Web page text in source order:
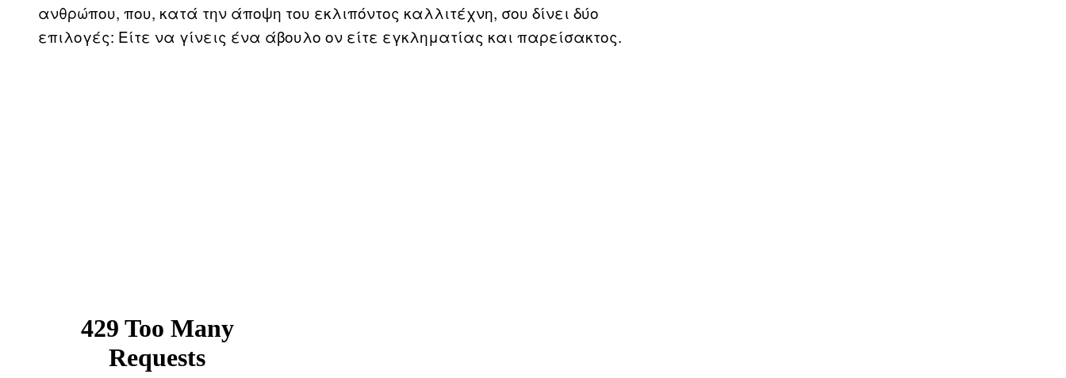
ανθρώπου, που, κατά την άποψη του εκλιπόντος καλλιτέχνη, σου δίνει δύο
επιλογές: Είτε να γίνεις ένα άβουλο ον είτε εγκληματίας και παρείσακτος.